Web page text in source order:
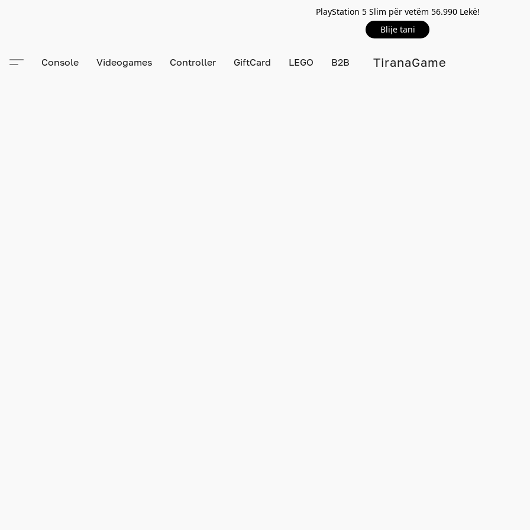
PlayStation 5 Slim për vetëm 56.990 Lekë!
Blije tani
TiranaGame
Console Videogames Controller GiftCard LEGO B2B